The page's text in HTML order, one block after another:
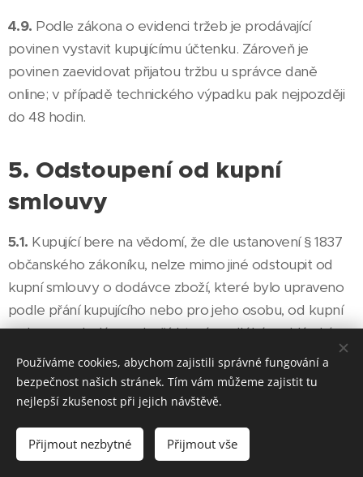
4.9. Podle zákona o evidenci tržeb je prodávající
povinen vystavit kupujícímu účtenku. Zároveň je
povinen zaevidovat přijatou tržbu u správce daně
online; v případě technického výpadku pak nejpozději
do 48 hodin.
5. Odstoupení od kupní
smlouvy
5.1. Kupující bere na vědomí, že dle ustanovení § 1837
občanského zákoníku, nelze mimo jiné odstoupit od
kupní smlouvy o dodávce zboží, které bylo upraveno
podle přání kupujícího nebo pro jeho osobu, od kupní
smlouvy o dodávce zboží, které podléhá rychlé zkáze,
jakož i zboží, které bylo po dodání nenávratně smíseno
s jiným zbožím, od kupní smlouvy o dodávce zboží v
uzavřeném obalu, které spotřebitel z obalu vyňal a z
hygienických důvodů jej není možné vrátit a od kupní
smlouvy o dodávce zvukové nebo obrazové nahrávky
Používáme cookies, abychom zajistili správné fungování a
bezpečnost našich stránek. Tím vám můžeme zajistit tu
nejlepší zkušenost při jejich návštěvě.
Přijmout nezbytné Přijmout vše